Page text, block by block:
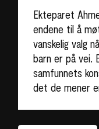
Ekteparet
endene til å
vanskelig valg
barn er på vei.
samfunnets
det de mener